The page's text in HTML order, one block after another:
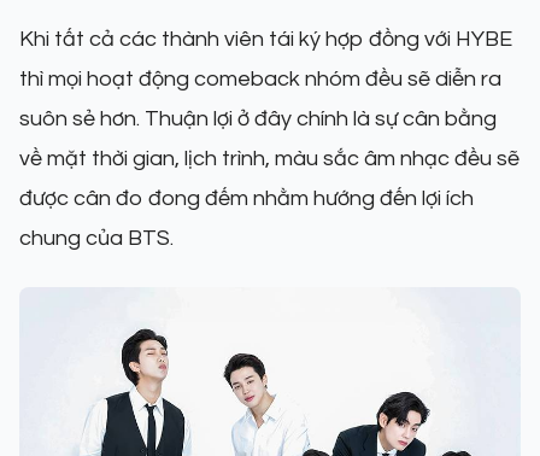
Khi tất cả các thành viên tái ký hợp đồng với HYBE
thì mọi hoạt động comeback nhóm đều sẽ diễn ra
suôn sẻ hơn. Thuận lợi ở đây chính là sự cân bằng
về mặt thời gian, lịch trình, màu sắc âm nhạc đều sẽ
được cân đo đong đếm nhằm hướng đến lợi ích
chung của BTS.